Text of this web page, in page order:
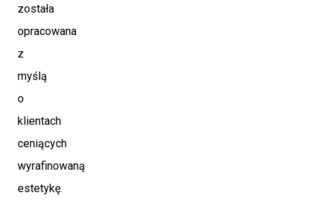
została
opracowana
z
myślą
o
klientach
ceniących
wyrafinowaną
estetykę.